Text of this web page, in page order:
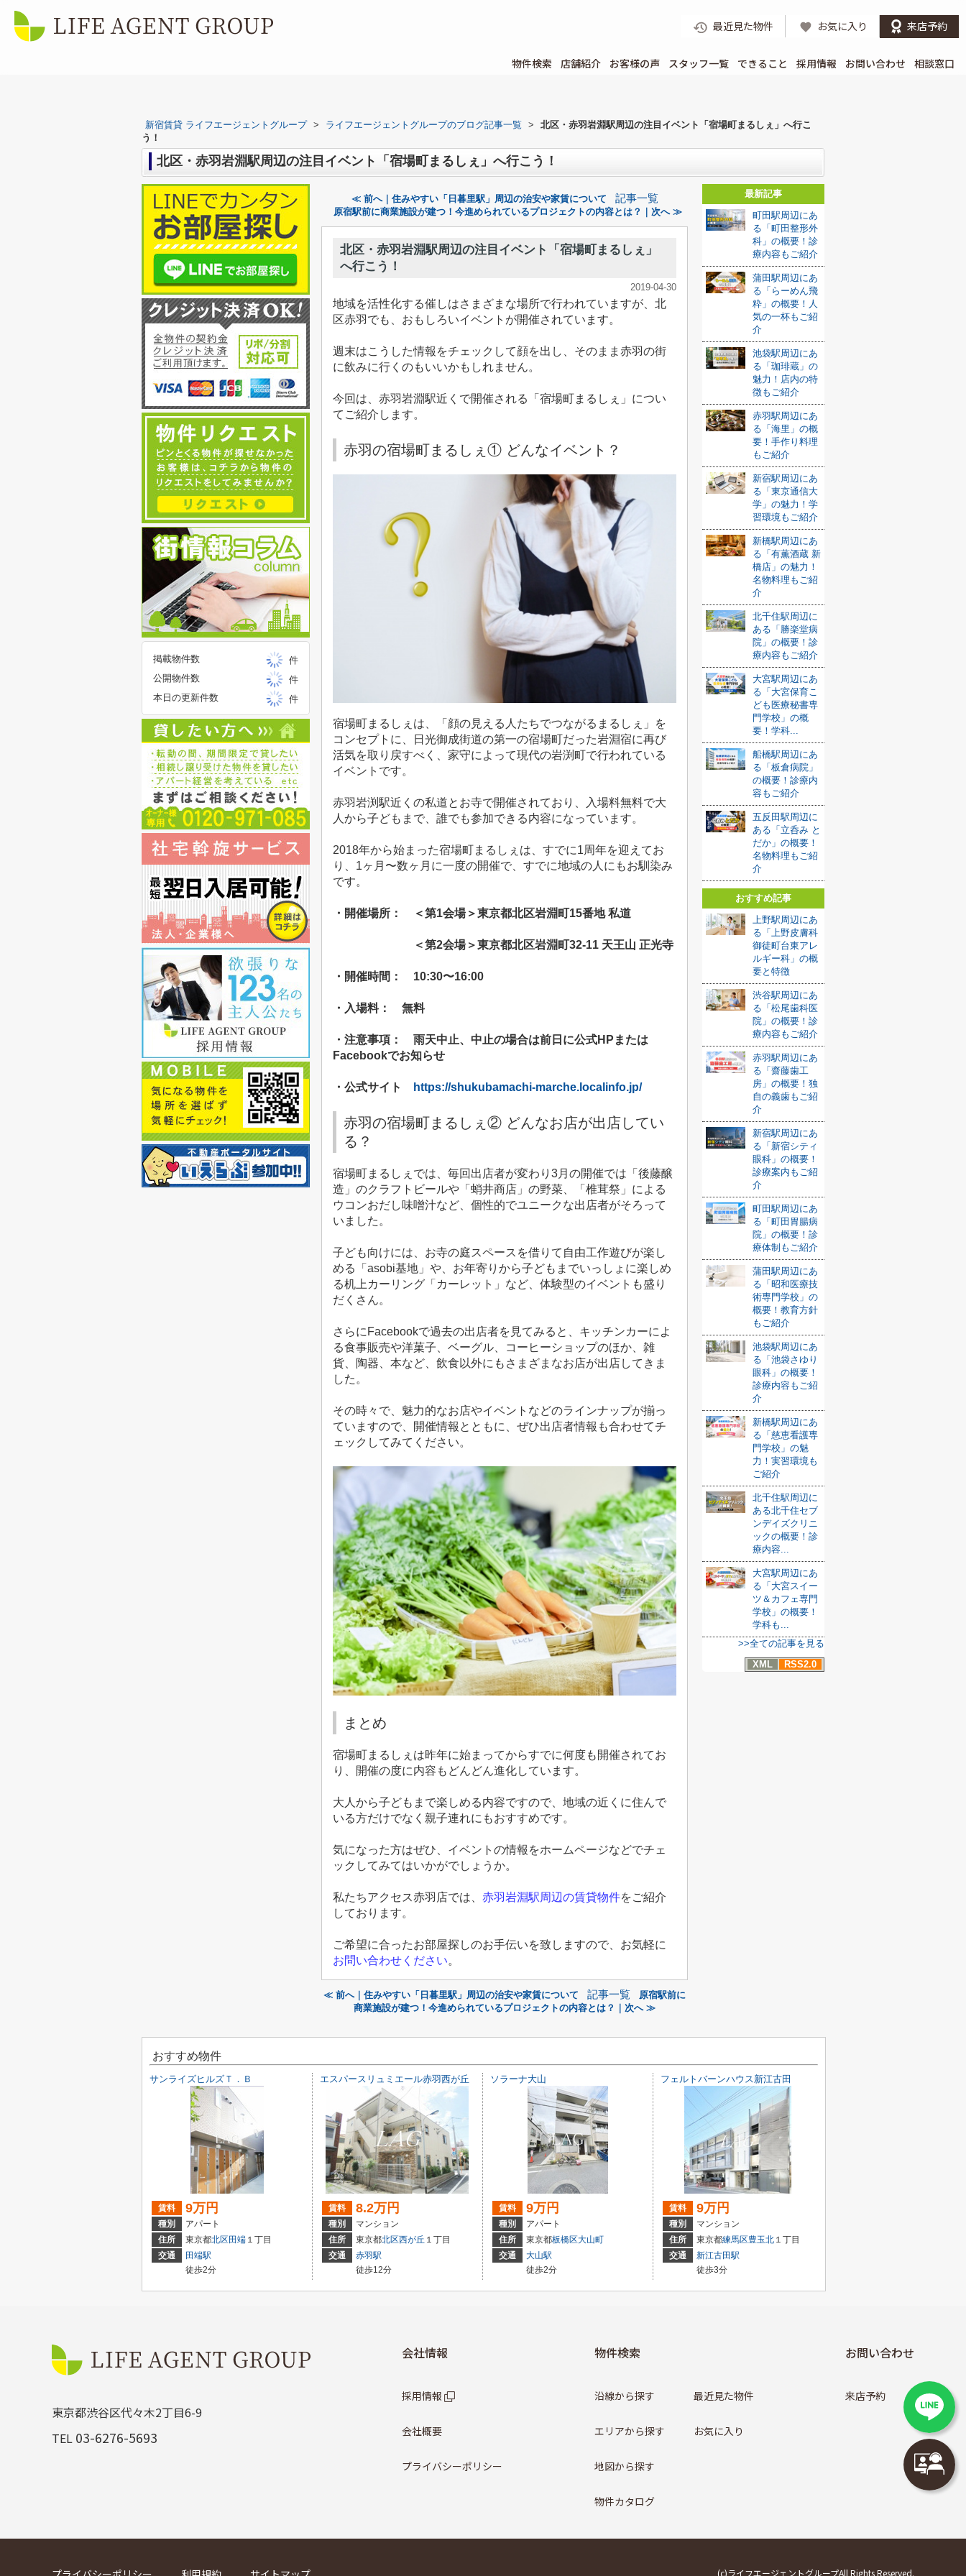
最近見た物件 お気に入り 来店予約
物件検索 店舗紹介 お客様の声 スタッフ一覧 できること 採用情報 お問い合わせ 相談窓口
新宿賃貸 ライフエージェントグループ > ライフエージェントグループのブログ記事一覧 >
北区・赤羽岩淵駅周辺の注目イベント「宿場町まるしぇ」へ行こ
う！
北区・赤羽岩淵駅周辺の注目イベント「宿場町まるしぇ」へ行こう！
≪ 前へ｜住みやすい「日暮里駅」周辺の治安や家賃について 記事一覧
原宿駅前に商業施設が建つ！今進められているプロジェクトの内容とは？｜次へ ≫
北区・赤羽岩淵駅周辺の注目イベント「宿場町まるしぇ」
へ行こう！
2019-04-30
地域を活性化する催しはさまざまな場所で行われていますが、北
区赤羽でも、おもしろいイベントが開催されています。
週末はこうした情報をチェックして顔を出し、そのまま赤羽の街
に飲みに行くのもいいかもしれません。
今回は、赤羽岩淵駅近くで開催される「宿場町まるしぇ」につい
てご紹介します。
赤羽の宿場町まるしぇ① どんなイベント？
宿場町まるしぇは、「顔の見える人たちでつながるまるしぇ」を
コンセプトに、日光御成街道の第一の宿場町だった岩淵宿に再び
活気を取り戻すべく、家守によって現代の岩渕町で行われている
イベントです。
赤羽岩渕駅近くの私道とお寺で開催されており、入場料無料で大
人から子どもまで、誰でも参加できる内容になっています。
2018年から始まった宿場町まるしぇは、すでに1周年を迎えてお
り、 1ヶ月〜数ヶ月に一度の開催で、すでに地域の人にもお馴染み
です。
・開催場所： ＜第1会場＞東京都北区岩淵町15番地 私道
＜第2会場＞東京都北区岩淵町32-11 天王山 正光寺
・開催時間： 10:30〜16:00
・入場料： 無料
・注意事項： 雨天中止、中止の場合は前日に公式HP または
Facebookでお知らせ
・公式サイト https://shukubamachi-marche.localinfo.jp/
赤羽の宿場町まるしぇ② どんなお店が出店してい
る？
宿場町まるしぇでは、毎回出店者が変わり 3月の開催では「後藤醸
造」のクラフトビールや「蛸井商店」の野菜、「椎茸祭」による
ウコンおだし味噌汁など、個性的でユニークな出店者がそろって
いました。
子ども向けには、お寺の庭スペースを借りて自由工作遊びが楽し
める「 asobi基地」や、お年寄りから子どもまでいっしょに楽しめ
る机上カーリング「カーレット」など、体験型のイベントも盛り
だくさん。
さらに Facebookで過去の出店者を見てみると、キッチンカーによ
る食事販売や洋菓子、ベーグル、コーヒーショップのほか、雑
貨、陶器、本など、飲食以外にもさまざまなお店が出店してきま
した。
その時々で、魅力的なお店やイベントなどのラインナップが揃っ
ていますので、開催情報とともに、ぜひ出店者情報も合わせてチ
ェックしてみてください。
まとめ
宿場町まるしぇは昨年に始まってからすでに何度も開催されてお
り、開催の度に内容もどんどん進化しています。
大人から子どもまで楽しめる内容ですので、地域の近くに住んで
いる方だけでなく親子連れにもおすすめです。
気になった方はぜひ、イベントの情報をホームページなどでチェ
ックしてみてはいかがでしょうか。
私たちアクセス赤羽店では、 赤羽岩淵駅周辺の賃貸物件をご紹介
しております。
ご希望に合ったお部屋探しのお手伝いを致しますので、お気軽に
お問い合わせください。
≪ 前へ｜住みやすい「日暮里駅」周辺の治安や家賃について 記事一覧
原宿駅前に
商業施設が建つ！今進められているプロジェクトの内容とは？｜次へ ≫
最新記事
町田駅周辺にあ
る「町田整形外
科」の概要！診
療内容もご紹介
蒲田駅周辺にあ
る「らーめん飛
粋」の概要！人
気の一杯もご紹
介
池袋駅周辺にあ
る「珈琲蔵」の
魅力！店内の特
徴もご紹介
赤羽駅周辺にあ
る「海里」の概
要！手作り料理
もご紹介
新宿駅周辺にあ
る「東京通信大
学」の魅力！学
習環境もご紹介
新橋駅周辺にあ
る「有薫酒蔵 新
橋店」の魅力！
名物料理もご紹
介
北千住駅周辺に
ある「勝楽堂病
院」の概要！診
療内容もご紹介
大宮駅周辺にあ
る「大宮保育こ
ども医療秘書専
門学校」の概
要！学科...
船橋駅周辺にあ
る「板倉病院」
の概要！診療内
容もご紹介
五反田駅周辺に
ある「立呑み と
だか」の概要！
名物料理もご紹
介
おすすめ記事
上野駅周辺にあ
る「上野皮膚科
御徒町台東アレ
ルギー科」の概
要と特徴
渋谷駅周辺にあ
る「松尾歯科医
院」の概要！診
療内容もご紹介
赤羽駅周辺にあ
る「齋藤歯工
房」の概要！独
自の義歯もご紹
介
新宿駅周辺にあ
る「新宿シティ
眼科」の概要！
診療案内もご紹
介
町田駅周辺にあ
る「町田胃腸病
院」の概要！診
療体制もご紹介
蒲田駅周辺にあ
る「昭和医療技
術専門学校」の
概要！教育方針
もご紹介
池袋駅周辺にあ
る「池袋さゆり
眼科」の概要！
診療内容もご紹
介
新橋駅周辺にあ
る「慈恵看護専
門学校」の魅
力！実習環境も
ご紹介
北千住駅周辺に
ある北千住セブ
ンデイズクリニ
ックの概要！診
療内容...
大宮駅周辺にあ
る「大宮スイー
ツ＆カフェ専門
学校」の概要！
学科も...
>>全ての記事を見る
XML
RSS2.0
掲載物件数
件
公開物件数
件
本日の更新件数
件
おすすめ物件
サンライズヒルズＴ．Ｂ
賃料 9万円
種別
アパート
住所
東京都北区田端 １丁目
交通
田端駅
徒歩2分
エスパースリュミエール赤羽西が丘
賃料 8.2万円
種別
マンション
住所
東京都北区西が丘 １丁目
交通
赤羽駅
徒歩12分
ソラーナ大山
賃料 9万円
種別
アパート
住所
東京都板橋区大山町
交通
大山駅
徒歩2分
フェルトバーンハウス新江古田
賃料 9万円
種別
マンション
住所
東京都練馬区豊玉北 １丁目
交通
新江古田駅
徒歩3分
東京都渋谷区代々木2丁目6-9
TEL 03-6276-5693
会社情報
採用情報
会社概要
プライバシーポリシー
物件検索
沿線から探す
エリアから探す
地図から探す
物件カタログ
最近見た物件
お気に入り
お問い合わせ
来店予約
(c)ライフエージェントグループAll Rights Reserved.